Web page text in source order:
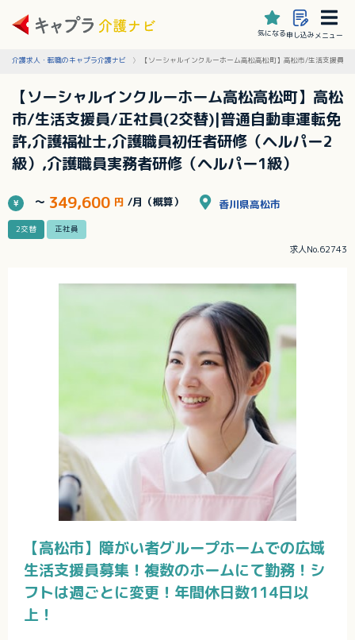
気になる申し込みメニュー
介護求人・転職のキャプラ介護ナビ 【ソーシャルインクルーホーム高松高松町】高松市/生活支援員/
【ソーシャルインクルーホーム高松高松町】高松
市/生活支援員/正社員(2交替)|普通自動車運転免
許,介護福祉士,介護職員初任者研修（ヘルパー2
級）,介護職員実務者研修（ヘルパー1級）
～ 349,600 円 /月（概算） 香川県高松市
2交替 正社員
求人No.62743
【高松市】障がい者グループホームでの広域
生活支援員募集！複数のホームにて勤務！シ
フトは週ごとに変更！年間休日数114日以
上！